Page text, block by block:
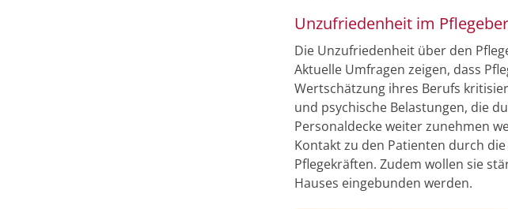
Unzufriedenheit im
Die Unzufriedenheit über den
Aktuelle Umfragen zeigen, dass
Wertschätzung ihres Berufs
und psychische Belastungen, die
Personaldecke weiter zunehmen
Kontakt zu den Patienten durch
Pflegekräften. Zudem wollen sie
Hauses eingebunden werden.